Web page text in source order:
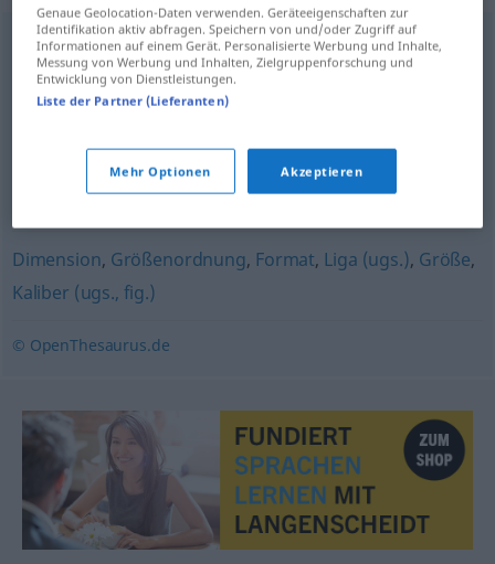
Grad,Stärke,Intensität
Belang ,Tragweite,Bedeutung
(Grad an) Interesse,Wichtigkeit,Geltung
Dimension, Größenordnung, Format, Liga (ugs.), Größe,
Kaliber (ugs., fig.)
© OpenThesaurus.de
Genaue Geolocation-Daten verwenden. Geräteeigenschaften zur
Identifikation aktiv abfragen. Speichern von und/oder Zugriff auf
Informationen auf einem Gerät. Personalisierte Werbung und Inhalte,
Messung von Werbung und Inhalten, Zielgruppenforschung und
Entwicklung von Dienstleistungen.
Liste der Partner (Lieferanten)
Mehr Optionen Akzeptieren